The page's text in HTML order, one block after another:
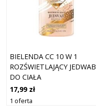
BIELENDA CC 10 W 1
ROZŚWIETLAJĄCY JEDWAB
DO CIAŁA
17,99 zł
1 oferta